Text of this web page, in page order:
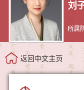
刘
所属
返回中文主页